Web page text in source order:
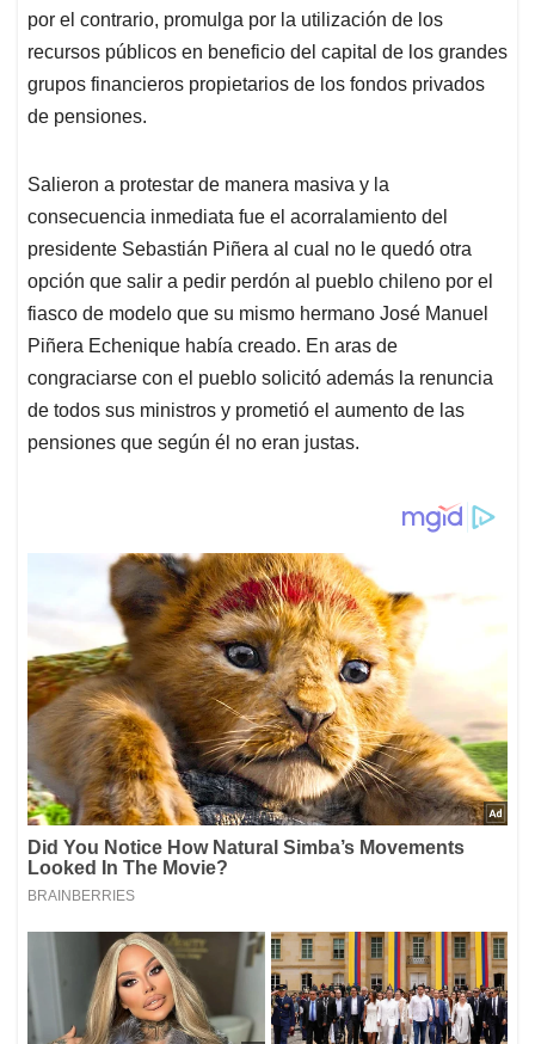
por el contrario, promulga por la utilización de los
recursos públicos en beneficio del capital de los grandes
grupos financieros propietarios de los fondos privados
de pensiones.
Salieron a protestar de manera masiva y la
consecuencia inmediata fue el acorralamiento del
presidente Sebastián Piñera al cual no le quedó otra
opción que salir a pedir perdón al pueblo chileno por el
fiasco de modelo que su mismo hermano José Manuel
Piñera Echenique había creado. En aras de
congraciarse con el pueblo solicitó además la renuncia
de todos sus ministros y prometió el aumento de las
pensiones que según él no eran justas.